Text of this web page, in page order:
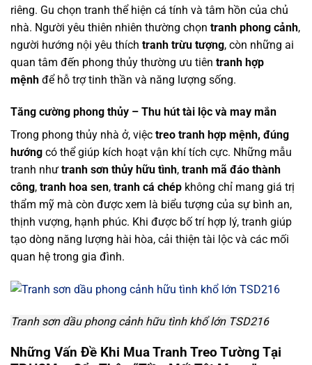
riêng. Gu chọn tranh thể hiện cá tính và tâm hồn của chủ
nhà. Người yêu thiên nhiên thường chọn tranh phong cảnh,
người hướng nội yêu thích tranh trừu tượng, còn những ai
quan tâm đến phong thủy thường ưu tiên tranh hợp
mệnh để hỗ trợ tinh thần và năng lượng sống.
Tăng cường phong thủy – Thu hút tài lộc và may mắn
Trong phong thủy nhà ở, việc treo tranh hợp mệnh, đúng
hướng có thể giúp kích hoạt vận khí tích cực. Những mẫu
tranh như tranh sơn thủy hữu tình, tranh mã đáo thành
công, tranh hoa sen, tranh cá chép không chỉ mang giá trị
thẩm mỹ mà còn được xem là biểu tượng của sự bình an,
thịnh vượng, hạnh phúc. Khi được bố trí hợp lý, tranh giúp
tạo dòng năng lượng hài hòa, cải thiện tài lộc và các mối
quan hệ trong gia đình.
Tranh sơn dầu phong cảnh hữu tình khổ lớn TSD216
Những Vấn Đề Khi Mua Tranh Treo Tường Tại